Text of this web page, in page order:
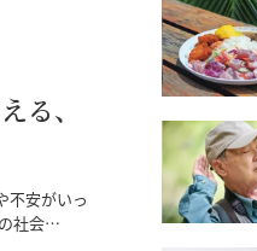
る、
不安がいっ
社会…